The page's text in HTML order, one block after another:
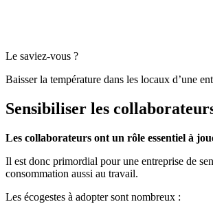
Le saviez-vous ?
Baisser la température dans les locaux d’une
Sensibiliser les
Les collaborateurs ont un rôle essentiel à
Il est donc primordial pour une entreprise de
consommation aussi au travail.
Les écogestes à adopter sont nombreux :